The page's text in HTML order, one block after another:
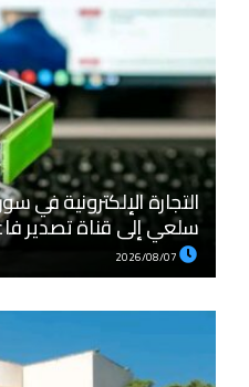
التجارة الإلكترونية
سلعي إلى قناة تصدير